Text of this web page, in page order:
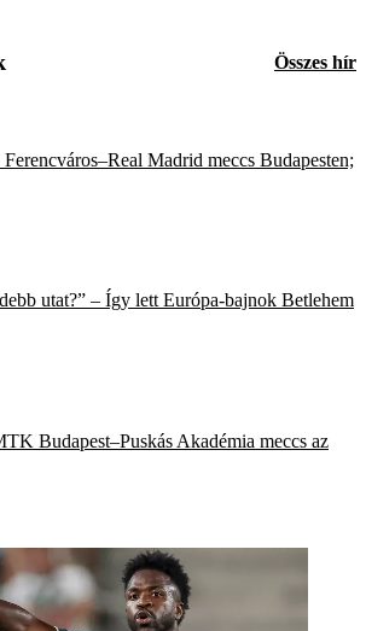
Összes hír
Madrid meccs Budapesten;
utat?” – Így lett Európa-bajnok Betlehem
Budapest–Puskás Akadémia meccs az